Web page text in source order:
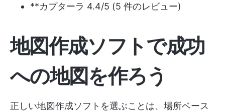
**カプターラ 4.4/5 (5 件のレビュー)
地図作成ソフトで成功
への地図を作ろう
正しい地図作成ソフトを選ぶことは、場所ベース